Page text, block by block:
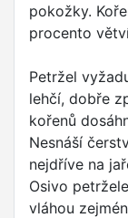
pokožky.
procento
Petržel
lehčí, dobře
kořenů
Nesnáší
nejdříve na
Osivo
vláhou